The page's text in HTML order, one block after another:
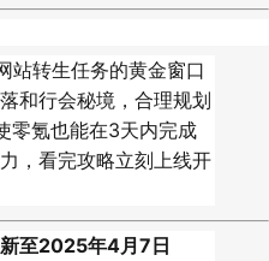
站转生任务的黄金窗口
和行会秘境，合理规划
零氪也能在3天内完成
，看完攻略立刻上线开
新至2025年4月7日